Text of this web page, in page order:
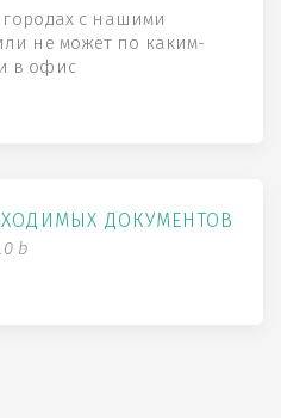
городах с нашими
не может по каким-
в офис
ДОКУМЕНТОВ
b